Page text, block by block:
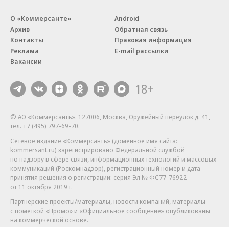
О «Коммерсанте»
Архив
Контакты
Реклама
Вакансии
Android
Обратная связь
Правовая информация
E-mail рассылки
18+
© АО «Коммерсантъ». 127006, Москва, Оружейный переулок д. 41,
тел. +7 (495) 797-69-70.
Сетевое издание «Коммерсантъ» (доменное имя сайта:
kommersant.ru) зарегистрировано Федеральной службой
по надзору в сфере связи, информационных технологий и массовых
коммуникаций (Роскомнадзор), регистрационный номер и дата
принятия решения о регистрации: серия Эл № ФС77-76922
от 11 октября 2019 г.
Партнерские проекты/материалы, новости компаний, материалы
с пометкой «Промо» и «Официальное сообщение» опубликованы
на коммерческой основе.